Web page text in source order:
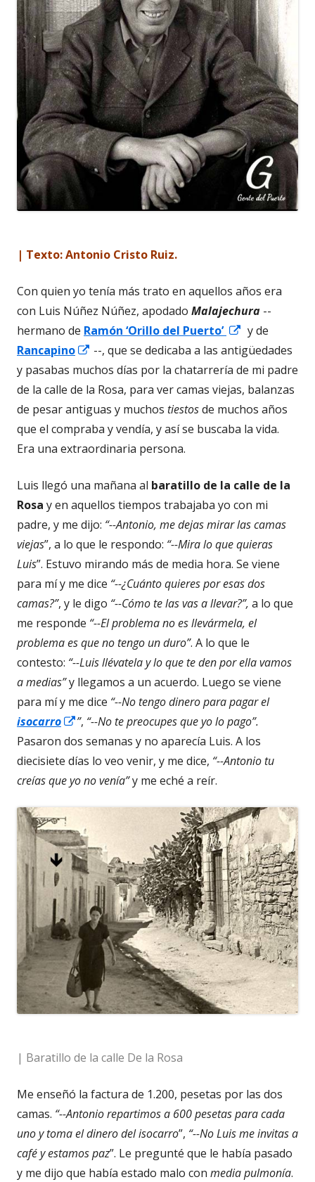
| Texto: Antonio Cristo Ruiz.
Con quien yo tenía más trato en aquellos años era
con Luis Núñez Núñez, apodado Malajechura --
hermano de Ramón ‘Orillo del Puerto’
Abrir
en
una
ventana
nueva
y de
Rancapino
Abrir
en
una
ventana
nueva
--, que se dedicaba a las antigüedades
y pasabas muchos días por la chatarrería de mi padre
de la calle de la Rosa, para ver camas viejas, balanzas
de pesar antiguas y muchos tiestosde muchos años
que el compraba y vendía, y así se buscaba la vida.
Era una extraordinaria persona.
Luis llegó una mañana al baratillo de la calle de la
Rosa y en aquellos tiempos trabajaba yo con mi
padre, y me dijo: “--Antonio, me dejas mirar las camas
viejas”, a lo que le respondo: “--Mira lo que quieras
Luis”. Estuvo mirando más de media hora. Se viene
para mí y me dice “--¿Cuánto quieres por esas dos
camas?”, y le digo “--Cómo te las vas a llevar?”, a lo que
me responde “--El problema no es llevármela, el
problema es que no tengo un duro”. A lo que le
contesto: “--Luis llévatela y lo que te den por ella vamos
a medias”y llegamos a un acuerdo. Luego se viene
para mí y me dice “--No tengo dinero para pagar el
isocarro
Abrir
en
una
ventana
”, “--No te preocupes que yo lo pago”.
Pasaron dos semanas y no aparecía Luis. A los
diecisiete días lo veo venir, y me dice, “--Antonio tu
creías que yo no venía”y me eché a reír.
| Baratillo de la calle De la Rosa
Me enseñó la factura de 1.200, pesetas por las dos
camas. “--Antonio repartimos a 600 pesetas para cada
uno ytoma el dinero del isocarro”, “--No Luis me invitas a
café y estamos paz”. Le pregunté que le había pasado
y me dijo que había estado malo con media pulmonía.